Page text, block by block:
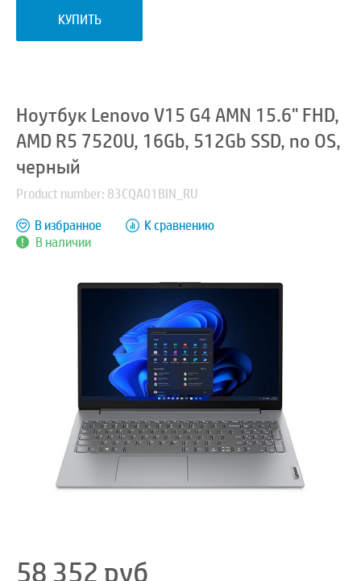
КУПИТЬ
Ноутбук Lenovo V15 G4 AMN 15.6" FHD,
AMD R5 7520U, 16Gb, 512Gb SSD, no OS,
черный
Product number: 83CQA01BIN_RU
В наличии
В избранное К сравнению
58 352 руб